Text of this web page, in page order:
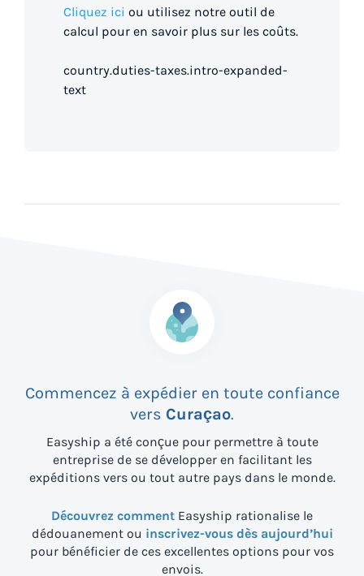
Cliquez ici ou utilisez notre outil de
calcul pour en savoir plus sur les coûts.
country.duties-taxes.intro-expanded-
text
Commencez à expédier en toute confiance
vers Curaçao.
Easyship a été conçue pour permettre à toute
entreprise de se développer en facilitant les
expéditions vers ou tout autre pays dans le monde.
Découvrez comment Easyship rationalise le
dédouanement ou inscrivez-vous dès aujourd’hui
pour bénéficier de ces excellentes options pour vos
envois.